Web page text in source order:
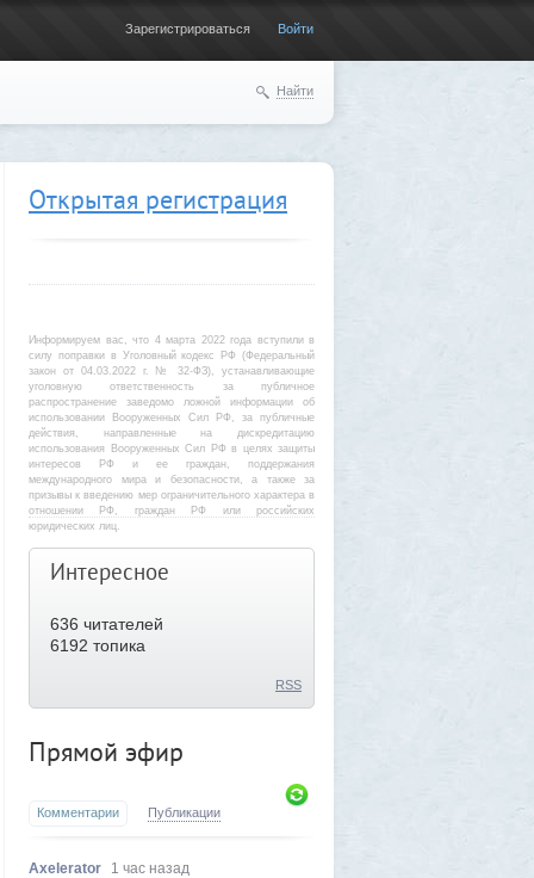
Зарегистрироваться Войти
Найти
Открытая регистрация
Информируем вас, что 4 марта 2022 года вступили в
силу поправки в Уголовный кодекс РФ (Федеральный
закон от 04.03.2022 г. № 32-ФЗ), устанавливающие
уголовную ответственность за публичное
распространение заведомо ложной информации об
использовании Вооруженных Сил РФ, за публичные
действия, направленные на дискредитацию
использования Вооруженных Сил РФ в целях защиты
интересов РФ и ее граждан, поддержания
международного мира и безопасности, а также за
призывы к введению мер ограничительного характера в
отношении РФ, граждан РФ или российских
юридических лиц.
Интересное
636 читателей
6192 топика
RSS
Прямой эфир
Комментарии Публикации
Axelerator
1 час назад